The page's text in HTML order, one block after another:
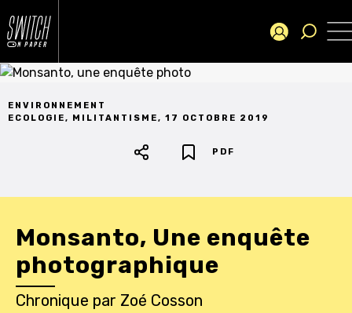
ENVIRONNEMENT
ECOLOGIE, MILITANTISME, 17 OCTOBRE 2019
PDF
Monsanto, Une enquête
photographique
Chronique par Zoé Cosson